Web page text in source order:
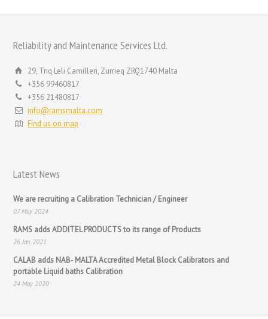
Reliability and Maintenance Services Ltd.
29, Triq Leli Camilleri, Zurrieq ZRQ1740 Malta
+356 99460817
+356 21480817
info@ramsmalta.com
Find us on map
Latest News
We are recruiting a Calibration Technician / Engineer
07 May 2024
RAMS adds ADDITEL PRODUCTS to its range of Products
26 Jan 2021
CALAB adds NAB- MALTA Accredited Metal Block Calibrators and
portable Liquid baths Calibration
24 May 2020